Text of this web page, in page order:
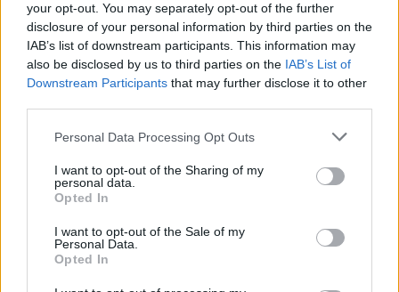
your opt-out. You may separately opt-out of the further
disclosure of your personal information by third parties on the
IAB’s list of downstream participants. This information may
also be disclosed by us to third parties on the IAB’s List of
Downstream Participants that may further disclose it to other
Please note that this website/app uses one or more Google
not limited to your visit or usage behaviour. You may click to
grant or deny consent to Google and its third-party tags to
use your data for below specified purposes in below Google
consent section.
Personal Data Processing Opt Outs
I want to opt-out of the Sharing of my
personal data.
Opted In
I want to opt-out of the Sale of my
Personal Data.
Opted In
Κιάρα Φεράνι: Στην Ίμπιζα με τον σύντροφό της
στιγμές στην παραλία
07.08.2026